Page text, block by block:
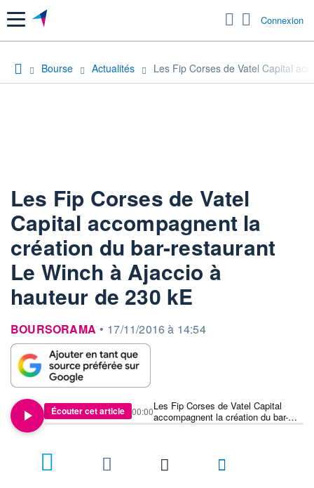
Menu Connexion
Bourse Actualités Les Fip Corses de Vatel Capital
Les Fip Corses de Vatel
Capital accompagnent la
création du bar-restaurant
Le Winch à Ajaccio à
hauteur de 230 kE
information fournie par
BOURSORAMA • 17/11/2016 à 14:54
Écouter cet article
Les Fip Corses de Vatel Capital
accompagnent la création du bar-
restaurant Le Winch à Ajaccio à
00:00